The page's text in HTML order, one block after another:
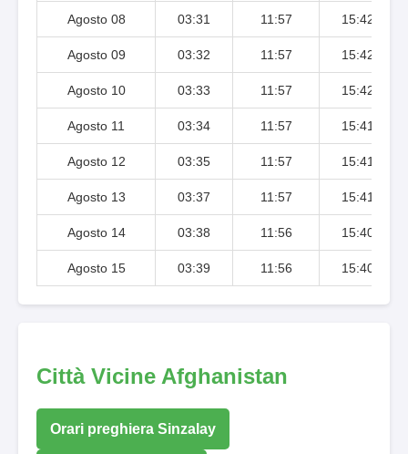
Agosto 08 03:31 11:57 15:42
Agosto 09 03:32 11:57 15:42
Agosto 10 03:33 11:57 15:42
Agosto 11 03:34 11:57 15:41
Agosto 12 03:35 11:57 15:41
Agosto 13 03:37 11:57 15:41
Agosto 14 03:38 11:56 15:40
Agosto 15 03:39 11:56 15:40
Città Vicine Afghanistan
Orari preghiera Sinzalay